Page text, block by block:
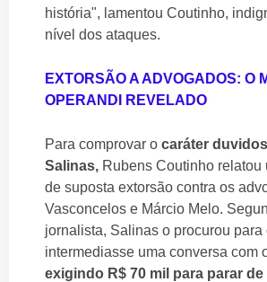
história", lamentou Coutinho,
nível dos ataques.
EXTORSÃO A ADVOGADOS: O
OPERANDI REVELADO
Para comprovar o caráter
Salinas, Rubens Coutinho relatou
de suposta extorsão contra os
Vasconcelos e Márcio Melo.
jornalista, Salinas o procurou para
intermediasse uma conversa com
exigindo R$ 70 mil para parar